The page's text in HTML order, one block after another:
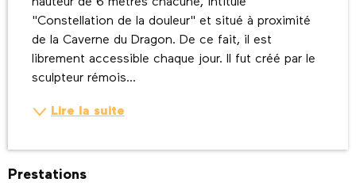
hauteur de 6 mètres chacune, intitulé
"Constellation de la douleur" et situé à proximité
de la Caverne du Dragon. De ce fait, il est
librement accessible chaque jour. Il fut créé par le
sculpteur rémois...
Lire la suite
Prestations